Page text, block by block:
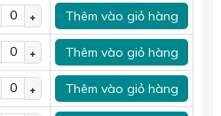
Thêm vào giỏ hàng
Thêm vào giỏ hàng
Thêm vào giỏ hàng